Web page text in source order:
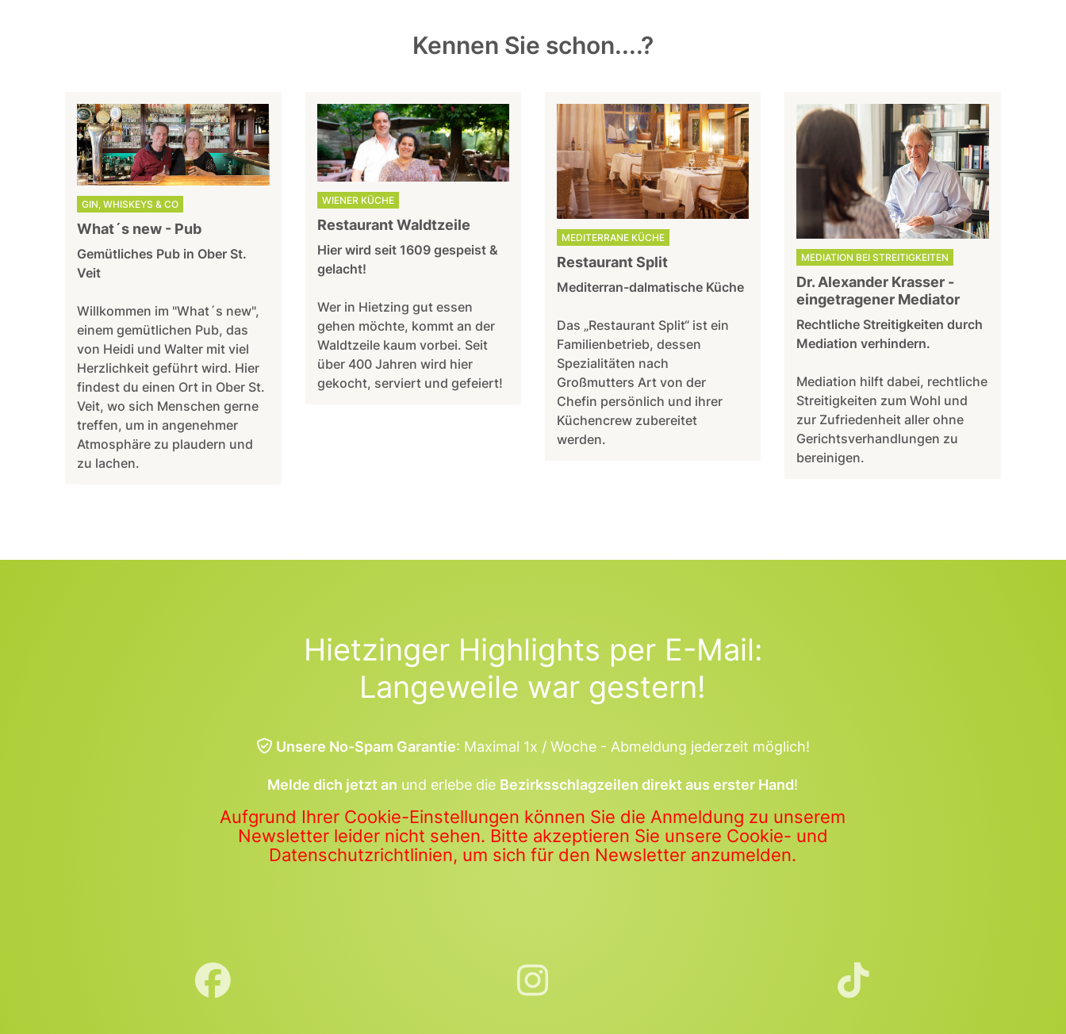
Kennen Sie schon....?
GIN, WHISKEYS & CO
What´s new - Pub
Gemütliches Pub in Ober St.
Veit
Willkommen im "What´s new",
einem gemütlichen Pub, das
von Heidi und Walter mit viel
Herzlichkeit geführt wird. Hier
findest du einen Ort in Ober St.
Veit, wo sich Menschen gerne
treffen, um in angenehmer
Atmosphäre zu plaudern und
zu lachen.
WIENER KÜCHE
Restaurant Waldtzeile
Hier wird seit 1609 gespeist &
gelacht!
Wer in Hietzing gut essen
gehen möchte, kommt an der
Waldtzeile kaum vorbei. Seit
über 400 Jahren wird hier
gekocht, serviert und gefeiert!
MEDITERRANE KÜCHE
Restaurant Split
Mediterran-dalmatische Küche
Das „Restaurant Split“ ist ein
Familienbetrieb, dessen
Spezialitäten nach
Großmutters Art von der
Chefin persönlich und ihrer
Küchencrew zubereitet
werden.
MEDIATION BEI STREITIGKEITEN
Dr. Alexander Krasser -
eingetragener Mediator
Rechtliche Streitigkeiten durch
Mediation verhindern.
Mediation hilft dabei, rechtliche
Streitigkeiten zum Wohl und
zur Zufriedenheit aller ohne
Gerichtsverhandlungen zu
bereinigen.
Hietzinger Highlights per E-Mail:
Langeweile war gestern!
Unsere No-Spam Garantie: Maximal 1x / Woche - Abmeldung jederzeit möglich!
Melde dich jetzt an und erlebe die Bezirksschlagzeilen direkt aus erster Hand!
Aufgrund Ihrer Cookie-Einstellungen können Sie die Anmeldung zu unserem
Newsletter leider nicht sehen. Bitte akzeptieren Sie unsere Cookie- und
Datenschutzrichtlinien, um sich für den Newsletter anzumelden.